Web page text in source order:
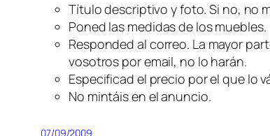
Título descriptivo y foto. Si no, no
Poned las medidas de los muebles.
Responded al correo. La mayor
vosotros por email, no lo harán.
Especificad el precio por el que lo
No mintáis en el anuncio.
07/09/2009